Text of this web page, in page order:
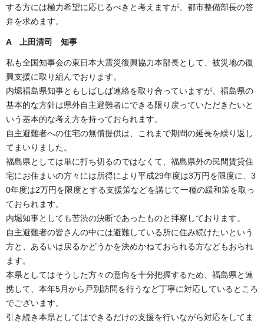
する方には極力希望に応じるべきと考えますが、都市整備部長の答
弁を求めます。
A 上田清司 知事
私も全国知事会の東日本大震災復興協力本部長として、被災地の復
興支援に取り組んでおります。
内堀福島県知事ともしばしば連絡を取り合っていますが、福島県の
基本的な方針は県外自主避難者にできる限り戻っていただきたいと
いう基本的な考え方を持っておられます。
自主避難者への住宅の無償提供は、これまで期間の延長を繰り返し
てまいりました。
福島県としては単に打ち切るのではなくて、福島県外の民間賃貸住
宅にお住まいの方々には所得により平成29年度は3万円を限度に、3
0年度は2万円を限度とする支援策などを講じて一種の緩和策を取っ
ておられます。
内堀知事としても苦渋の決断であったものと拝察しております。
自主避難者の皆さんの中には避難している所に住み続けたいという
方と、あるいは戻るかどうかを決めかねておられる方などもおられ
ます。
本県としてはそうした方々の意向を十分把握するため、福島県と連
携して、本年5月から戸別訪問を行うなど丁寧に対応しているところ
でございます。
引き続き本県としてはできるだけの支援を行いながら対応をしてま